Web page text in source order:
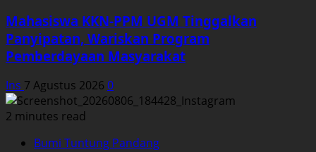
Mahasiswa KKN-PPM UGM Tinggalkan
Panyipatan, Wariskan Program
Pemberdayaan Masyarakat
Ins 7 Agustus 2026 0
2 minutes read
Bumi Tuntung Pandang